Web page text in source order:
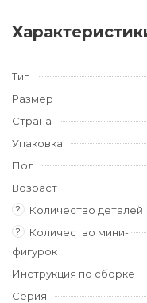
Тип
Размер
Страна
Упаковка
Пол
Возраст
? Количество деталей
?
Количество мини-
фигурок
Инструкция по сборке
Серия